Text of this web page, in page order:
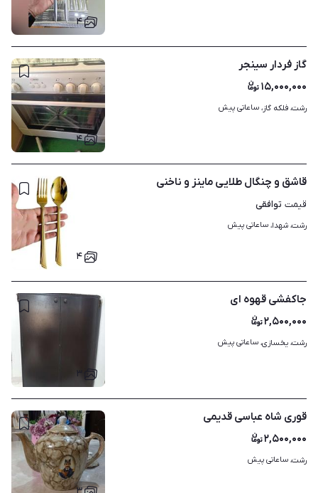
۴
۴
گاز فردار سینجر
۱۵,۰۰۰,۰۰۰
رشت، فلکه گاز، ساعاتی پیش
۴
قاشق و چنگال طلایی ماینز و ناخنی
قیمت توافقی
رشت، شهدا، ساعاتی پیش
۳
جاکفشی قهوه ای
۲,۵۰۰,۰۰۰
رشت، یخسازی، ساعاتی پیش
قوری شاه عباسی قدیمی
۲,۵۰۰,۰۰۰
رشت، ساعاتی پیش